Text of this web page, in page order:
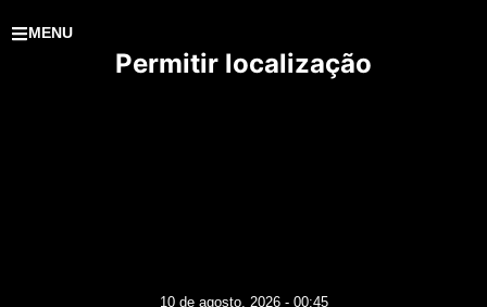
MENU
Permitir localização
10 de agosto, 2026 - 00:45